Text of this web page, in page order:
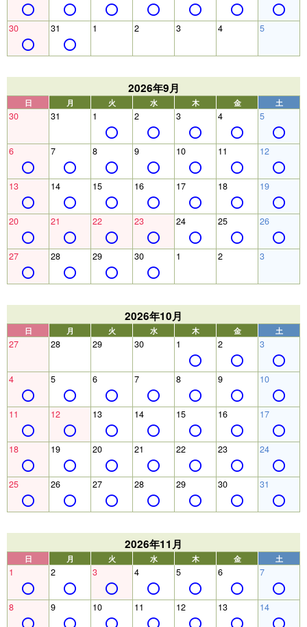
30 31 1 2 3 4 5
2026年9月
日 月 火 水 木 金 土
30 31 1 2 3 4 5
6 7 8 9 10 11 12
13 14 15 16 17 18 19
20 21 22 23 24 25 26
27 28 29 30 1 2 3
2026年10月
日 月 火 水 木 金 土
27 28 29 30 1 2 3
4 5 6 7 8 9 10
11 12 13 14 15 16 17
18 19 20 21 22 23 24
25 26 27 28 29 30 31
2026年11月
日 月 火 水 木 金 土
1 2 3 4 5 6 7
8 9 10 11 12 13 14